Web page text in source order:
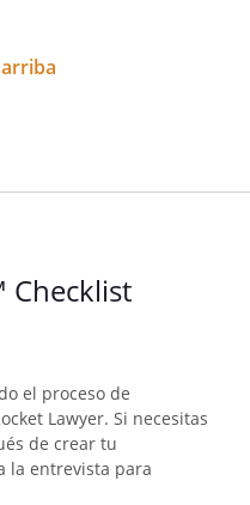
Checklist
el proceso de
Lawyer. Si necesitas
de crear tu
la entrevista para